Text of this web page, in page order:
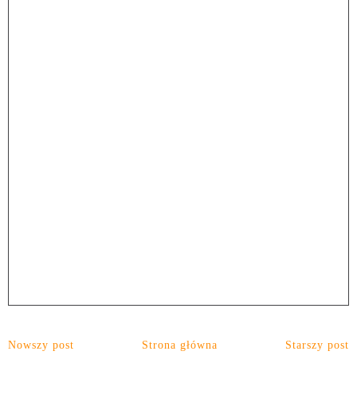
Nowszy post Starszy post
Strona główna